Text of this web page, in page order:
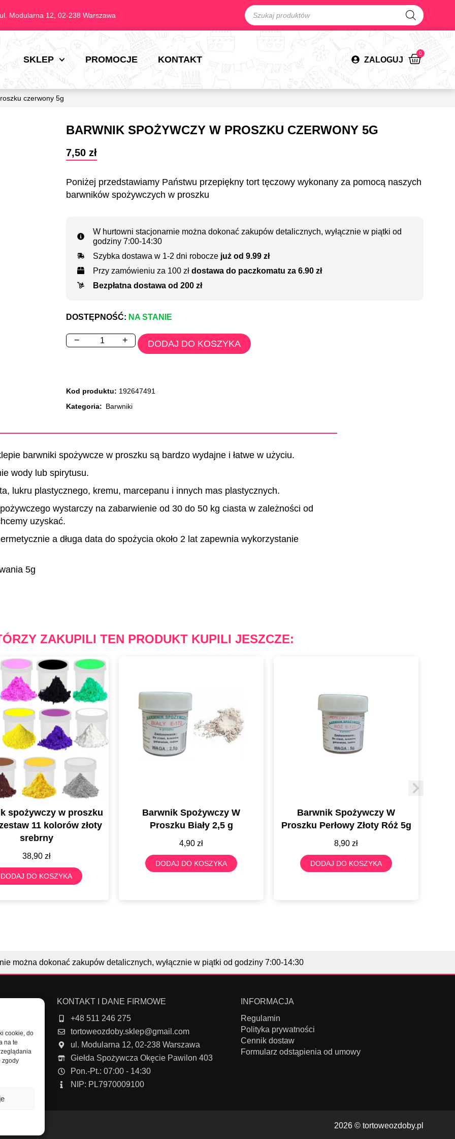
cookie, do
na te
zgody
ul. Modularna 12, 02-238 Warszawa
SKLEP PROMOCJE KONTAKT ZALOGUJ
0
czerwony 5g
BARWNIK SPOŻYWCZY W PROSZKU CZERWONY 5G
7,50 zł
Poniżej przedstawiamy Państwu przepiękny tort tęczowy wykonany za pomocą naszych
barwników spożywczych w proszku
W hurtowni stacjonarnie można dokonać zakupów detalicznych, wyłącznie w piątki od
godziny 7:00-14:30
Szybka dostawa w 1-2 dni robocze już od 9.99 zł
Przy zamówieniu za 100 zł dostawa do paczkomatu za 6.90 zł
Bezpłatna dostawa od 200 zł
DOSTĘPNOŚĆ: NA STANIE
− + DODAJ DO KOSZYKA
Kod produktu: 192647491
Kategoria: Barwniki
barwniki spożywcze w proszku są bardzo wydajne i łatwe w użyciu.
wody lub spirytusu.
lukru plastycznego, kremu, marcepanu i innych mas plastycznych.
wystarczy na zabarwienie od 30 do 50 kg ciasta w zależności od
uzyskać.
a długa data do spożycia około 2 lat zapewnia wykorzystanie
5g
ZAKUPILI TEN PRODUKT KUPILI JESZCZE:
Barwnik Spożywczy W
Proszku Biały 2,5 g
Barwnik Spożywczy W
Proszku Perłowy Złoty Róż 5g
DODAJ DO KOSZYKA
Proszku Rubin Brokat
można dokonać zakupów detalicznych, wyłącznie w piątki od godziny 7:00-14:30
KONTAKT I DANE FIRMOWE
+48 511 246 275
tortoweozdoby.sklep@gmail.com
ul. Modularna 12, 02-238 Warszawa
Giełda Spożywcza Okęcie Pawilon 403
Pon.-Pt.: 07:00 - 14:30
NIP: PL7970009100
INFORMACJA
Regulamin
Polityka prywatności
Cennik dostaw
Formularz odstąpienia od umowy
2026 © tortoweozdoby.pl